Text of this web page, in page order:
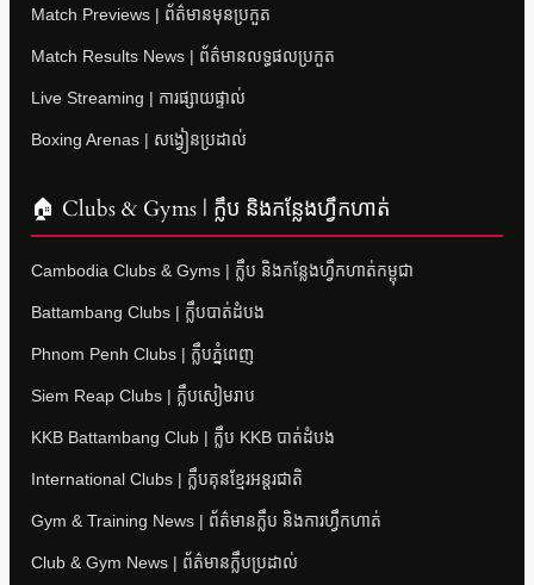
Match Previews | ព័ត៌មានមុនប្រកួត
Match Results News | ព័ត៌មានលទ្ធផលប្រកួត
Live Streaming | ការផ្សាយផ្ទាល់
Boxing Arenas | សង្វៀនប្រដាល់
🏠 Clubs & Gyms | ក្លឹប និងកន្លែងហ្វឹកហាត់
Cambodia Clubs & Gyms | ក្លឹប និងកន្លែងហ្វឹកហាត់កម្ពុជា
Battambang Clubs | ក្លឹបបាត់ដំបង
Phnom Penh Clubs | ក្លឹបភ្នំពេញ
Siem Reap Clubs | ក្លឹបសៀមរាប
KKB Battambang Club | ក្លឹប KKB បាត់ដំបង
International Clubs | ក្លឹបគុនខ្មែរអន្តរជាតិ
Gym & Training News | ព័ត៌មានក្លឹប និងការហ្វឹកហាត់
Club & Gym News | ព័ត៌មានក្លឹបប្រដាល់